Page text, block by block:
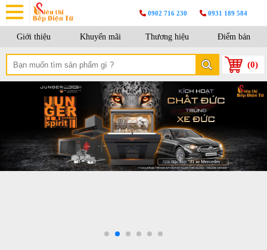
0902 716 230 0931 189 584
Giới thiệu Khuyến mãi Thương hiệu Điểm bán
(0)